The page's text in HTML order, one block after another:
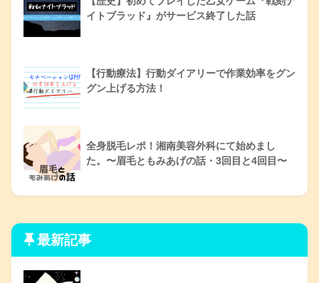
イトブラッド』がサービス終了した話
【行動療法】行動ダイアリーで作業効率をグン
グン上げる方法！
全身脱毛レポ！湘南美容外科にて始めまし
た。〜眉毛ともみあげの話・3回目と4回目〜
最新記事